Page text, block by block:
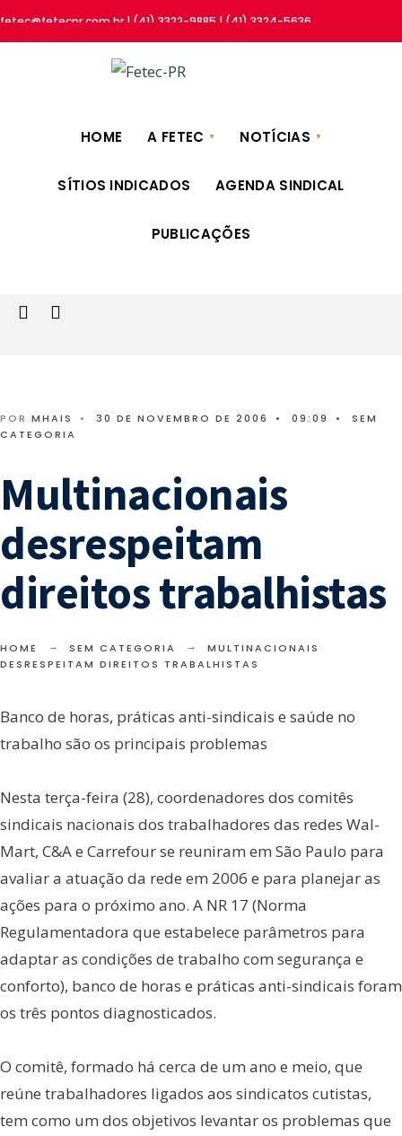
fetec@fetecpr.com.br | (41) 3322-9885 | (41) 3324-5636
HOME A FETEC NOTÍCIAS
SÍTIOS INDICADOS AGENDA SINDICAL
PUBLICAÇÕES
POR MHAIS • 30 DE NOVEMBRO DE 2006 • 09:09 •
SEM
CATEGORIA
Multinacionais
desrespeitam
direitos trabalhistas
HOME SEM CATEGORIA
MULTINACIONAIS
DESRESPEITAM DIREITOS TRABALHISTAS
Banco de horas, práticas anti-sindicais e saúde no
trabalho são os principais problemas
Nesta terça-feira (28), coordenadores dos comitês
sindicais nacionais dos trabalhadores das redes Wal-
Mart, C&A e Carrefour se reuniram em São Paulo para
avaliar a atuação da rede em 2006 e para planejar as
ações para o próximo ano. A NR 17 (Norma
Regulamentadora que estabelece parâmetros para
adaptar as condições de trabalho com segurança e
conforto), banco de horas e práticas anti-sindicais foram
os três pontos diagnosticados.
O comitê, formado há cerca de um ano e meio, que
reúne trabalhadores ligados aos sindicatos cutistas,
tem como um dos objetivos levantar os problemas que